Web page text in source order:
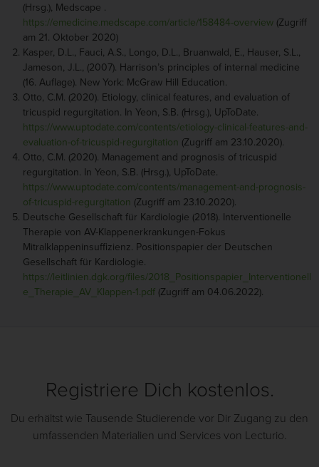
(Hrsg.), Medscape .
https://emedicine.medscape.com/article/158484-overview (Zugriff
am 21. Oktober 2020)
Kasper, D.L., Fauci, A.S., Longo, D.L., Bruanwald, E., Hauser, S.L.,
Jameson, J.L., (2007). Harrison’s principles of internal medicine
(16. Auflage). New York: McGraw Hill Education.
Otto, C.M. (2020). Etiology, clinical features, and evaluation of
tricuspid regurgitation. In Yeon, S.B. (Hrsg.), UpToDate.
https://www.uptodate.com/contents/etiology-clinical-features-and-
evaluation-of-tricuspid-regurgitation (Zugriff am 23.10.2020).
Otto, C.M. (2020). Management and prognosis of tricuspid
regurgitation. In Yeon, S.B. (Hrsg.), UpToDate.
https://www.uptodate.com/contents/management-and-prognosis-
of-tricuspid-regurgitation (Zugriff am 23.10.2020).
Deutsche Gesellschaft für Kardiologie (2018). Interventionelle
Therapie von AV-Klappenerkrankungen-Fokus
Mitralklappeninsuffizienz. Positionspapier der Deutschen
Gesellschaft für Kardiologie.
https://leitlinien.dgk.org/files/2018_Positionspapier_Interventionell
e_Therapie_AV_Klappen-1.pdf (Zugriff am 04.06.2022).
Registriere Dich kostenlos.
Du erhältst wie Tausende Studierende vor Dir Zugang zu den
umfassenden Materialien und Services von Lecturio.